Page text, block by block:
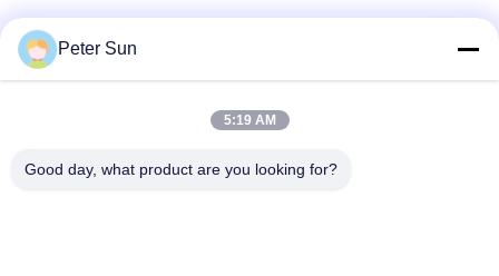
populaire categorieën
Silicone Geïsoleerde
Peter Sun
5:19 AM
Good day, what product are you looking for?